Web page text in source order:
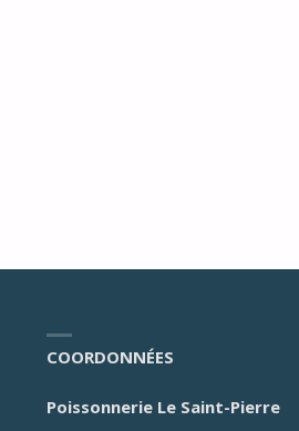
COORDONNÉES
Poissonnerie Le Saint-Pierre